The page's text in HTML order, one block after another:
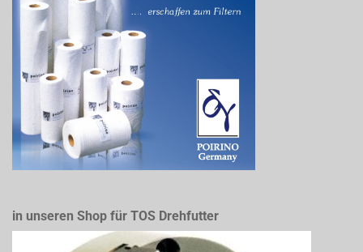
in unseren Shop für TOS Drehfutter